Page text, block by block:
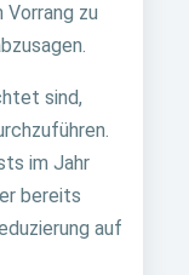
zu
sind,
im Jahr
bereits
auf